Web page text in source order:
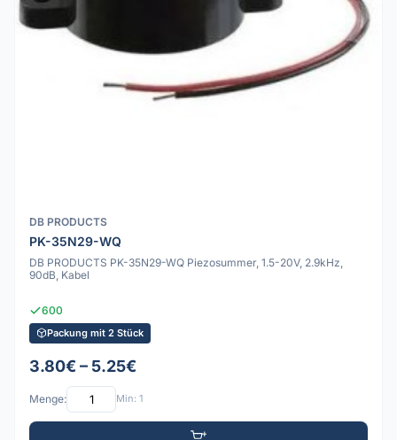
DB PRODUCTS
PK-35N29-WQ
DB PRODUCTS PK-35N29-WQ Piezosummer, 1.5-20V, 2.9kHz,
90dB, Kabel
600
Packung mit 2 Stück
3.80€ – 5.25€
Menge: Min: 1